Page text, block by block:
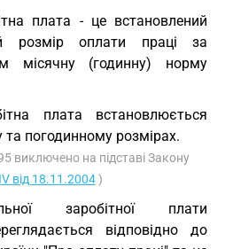
плата - це встановлений
розмір оплати праці за
місячну (годинну) норму
плата встановлюється
погодинному розмірах.
виключено на підставі Закону
від 18.11.2004)
заробітної плати
відповідно до